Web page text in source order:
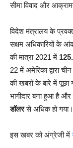
सीमा विवाद और
विदेश मंत्रालय के
सक्षम अधिकारियों के
की मात्रा 2021 में
22 में अमेरिका द्वारा
की खबरों के बारे में पूछा
भागीदार बना हुआ है और
डॉलरसे अधिक हो
इस खबर को अंग्रेजी में